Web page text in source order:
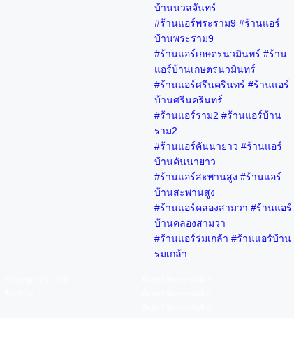
บ้านนวลจันทร์
#ร้านแอร์พระราม9 #ร้านแอร์
บ้านพระราม9
#ร้านแอร์เกษตรนวมินทร์ #ร้าน
แอร์บ้านเกษตรนวมินทร์
#ร้านแอร์ศรีนครินทร์ #ร้านแอร์
บ้านศรีนครินทร์
#ร้านแอร์ราม2 #ร้านแอร์บ้าน
ราม2
#ร้านแอร์คันนายาว #ร้านแอร์
บ้านคันนายาว
#ร้านแอร์สะพานสูง #ร้านแอร์
บ้านสะพานสูง
#ร้านแอร์คลองสามวา #ร้านแอร์
บ้านคลองสามวา
#ร้านแอร์ร่มเกล้า #ร้านแอร์บ้าน
ร่มเกล้า